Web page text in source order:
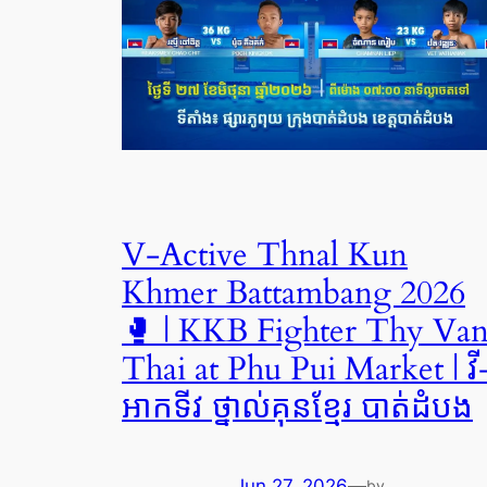
V-Active Thnal Kun
Khmer Battambang 2026
🥊 | KKB Fighter Thy
Thai at Phu Pui Market |
អាកទីវ ថ្នាល់គុនខ្មែរ បាត់ដំបង